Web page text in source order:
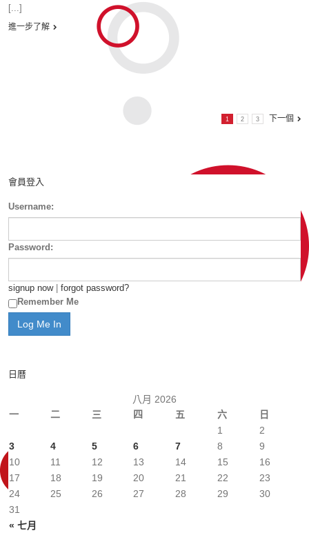
[...]
進一步了解
1 2 3 下一個
會員登入
Username:
Password:
signup now| forgot password?
Remember Me
日曆
八月 2026
一
二 三 四 五 六 日
« 七月
1
2
3
4 5 6 7 8
9
10
11 12 13 14 15
16
17
18 19 20 21 22
23
24
25 26 27 28 29
30
31